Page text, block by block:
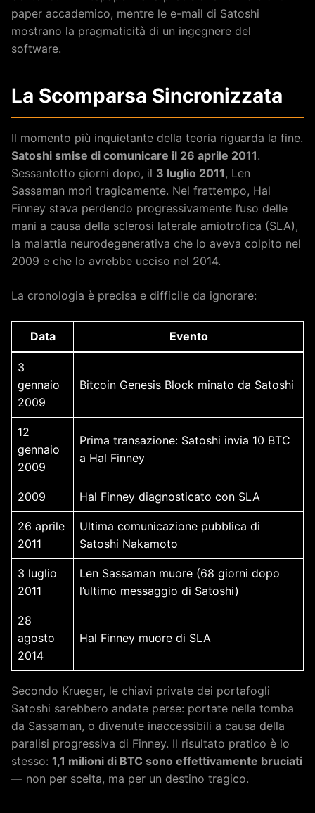
paper accademico, mentre le e-mail di Satoshi
mostrano la pragmaticità di un ingegnere del
software.
La Scomparsa Sincronizzata
Il momento più inquietante della teoria riguarda la fine.
Satoshi smise di comunicare il 26 aprile 2011.
Sessantotto giorni dopo, il 3 luglio 2011, Len
Sassaman morì tragicamente. Nel frattempo, Hal
Finney stava perdendo progressivamente l’uso delle
mani a causa della sclerosi laterale amiotrofica (SLA),
la malattia neurodegenerativa che lo aveva colpito nel
2009 e che lo avrebbe ucciso nel 2014.
La cronologia è precisa e difficile da ignorare:
Data Evento
3
gennaio
2009
Bitcoin Genesis Block minato da Satoshi
12
gennaio
2009
Prima transazione: Satoshi invia 10 BTC
a Hal Finney
2009 Hal Finney diagnosticato con SLA
26 aprile
2011
Ultima comunicazione pubblica di
Satoshi Nakamoto
3 luglio
2011
Len Sassaman muore (68 giorni dopo
l’ultimo messaggio di Satoshi)
28
agosto
2014
Hal Finney muore di SLA
Secondo Krueger, le chiavi private dei portafogli
Satoshi sarebbero andate perse: portate nella tomba
da Sassaman, o divenute inaccessibili a causa della
paralisi progressiva di Finney. Il risultato pratico è lo
stesso: 1,1 milioni di BTC sono effettivamente bruciati
— non per scelta, ma per un destino tragico.